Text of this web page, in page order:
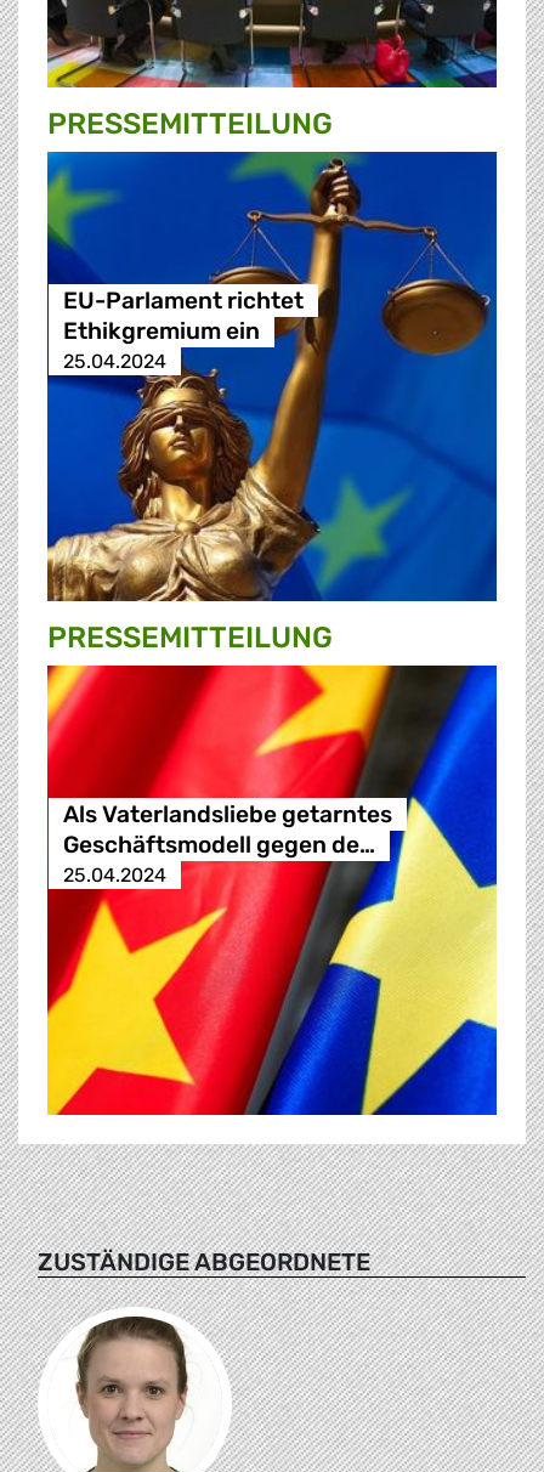
PRESSE­MITTEILUNG
EU-Parlament richtet
Ethikgremium ein
25.04.2024
PRESSE­MITTEILUNG
Als Vaterlandsliebe getarntes
Geschäftsmodell gegen de…
25.04.2024
ZUSTÄNDIGE ABGEORDNETE